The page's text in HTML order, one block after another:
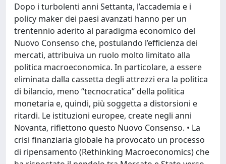
Dopo i turbolenti anni Settanta, l’accademia e i
policy maker dei paesi avanzati hanno per un
trentennio aderito al paradigma economico del
Nuovo Consenso che, postulando l’efficienza dei
mercati, attribuiva un ruolo molto limitato alla
politica macroeconomica. In particolare, a essere
eliminata dalla cassetta degli attrezzi era la politica
di bilancio, meno “tecnocratica” della politica
monetaria e, quindi, più soggetta a distorsioni e
ritardi. Le istituzioni europee, create negli anni
Novanta, riflettono questo Nuovo Consenso. • La
crisi finanziaria globale ha provocato un processo
di ripensamento (Rethinking Macroeconomics) che